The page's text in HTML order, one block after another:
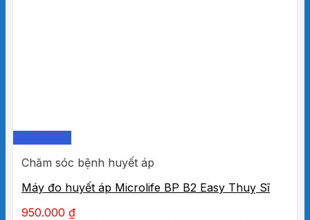
Chăm sóc bệnh huyết áp
Máy đo huyết áp Microlife BP B2 Easy Thuỵ Sĩ
950.000 ₫